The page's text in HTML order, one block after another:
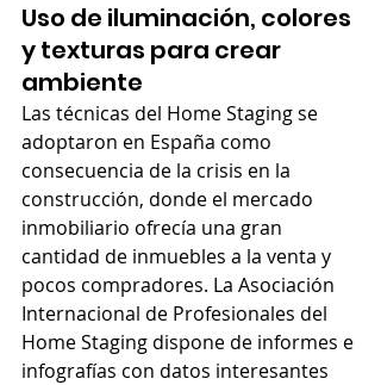
Uso de iluminación, colores
y texturas para crear
ambiente
Las técnicas del Home Staging se
adoptaron en España como
consecuencia de la crisis en la
construcción, donde el mercado
inmobiliario ofrecía una gran
cantidad de inmuebles a la venta y
pocos compradores. La Asociación
Internacional de Profesionales del
Home Staging dispone de informes e
infografías con datos interesantes